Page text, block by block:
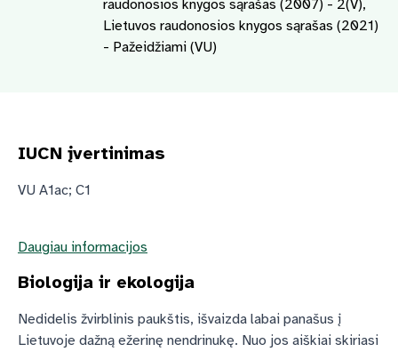
raudonosios knygos sąrašas (2007) - 2(V),
Lietuvos raudonosios knygos sąrašas (2021)
- Pažeidžiami (VU)
IUCN įvertinimas
VU A1ac; C1
Daugiau informacijos
Biologija ir ekologija
Nedidelis žvirblinis paukštis, išvaizda labai panašus į
Lietuvoje dažną ežerinę nendrinukę. Nuo jos aiškiai skiriasi